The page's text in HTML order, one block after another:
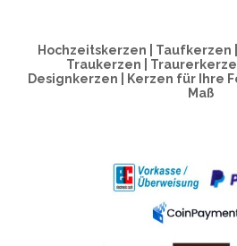
Hochzeitskerzen | Taufkerzen
Traukerzen |
Designkerzen | Kerzen für Ihre
Maß